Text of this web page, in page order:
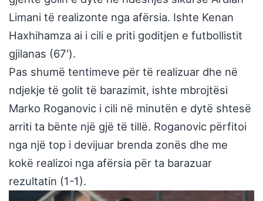
Limani të realizonte nga afërsia. Ishte Kenan
Haxhihamza ai i cili e priti goditjen e futbollistit
gjilanas (67′).
Pas shumë tentimeve për të realizuar dhe në
ndjekje të golit të barazimit, ishte mbrojtësi
Marko Roganovic i cili në minutën e dytë shtesë
arriti ta bënte një gjë të tillë. Roganovic përfitoi
nga një top i devijuar brenda zonës dhe me
kokë realizoi nga afërsia për ta barazuar
rezultatin (1-1).